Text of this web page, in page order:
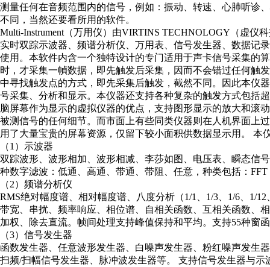
测量任何在音频范围内的信号，例如：振动、转速、心肺听诊
不同，当然还要看所用的软件。
Multi-Instrument（万用仪）由VIRTINS TECHNOLOGY（虚仪
实时双踪示波器、频谱分析仪、万用表、信号发生器、数据记
使用。本软件内含一个独特设计的专门适用于声卡信号采集的
时，才采集一幀数据，即先触发后采集，因而不会错过任何触
中寻找触发点的方式，即先采集后触发，截然不同。因此本仪
号采集、分析和显示。本仪器还支持各种复杂的触发方式包括
脑屏幕作为显示的虚拟仪器的优点，支持图形显示的放大和滚
被测信号的任何细节。而市面上有些同类仪器则在人机界面上
用了大量宝贵的屏幕资源，仅留下较小面积供数据显示用。
（1）示波器
双踪波形、波形相加、波形相减、李莎如图、电压表、瞬态信
种数字滤波：低通、高通、带通、带阻、任意，种类包括：
（2）频谱分析仪
RMS绝对幅度谱、相对幅度谱、八度分析（1/1、1/3、1/6、1/
带宽、串扰、频率响应、相位谱、自相关函数、互相关函数、
加权、除去直流。帧间处理支持峰值保持和平均。支持55种窗
（3）信号发生器
函数发生器、任意波形发生器、白噪声发生器、粉红噪声发生
扫频/扫幅信号发生器、脉冲波发生器等。 支持信号发生器与示